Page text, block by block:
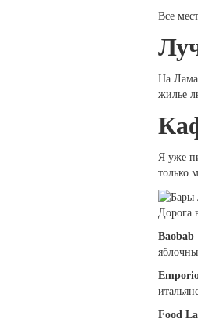
Все
На
жилье
Я уже
только
Дорога
Baobab
Food